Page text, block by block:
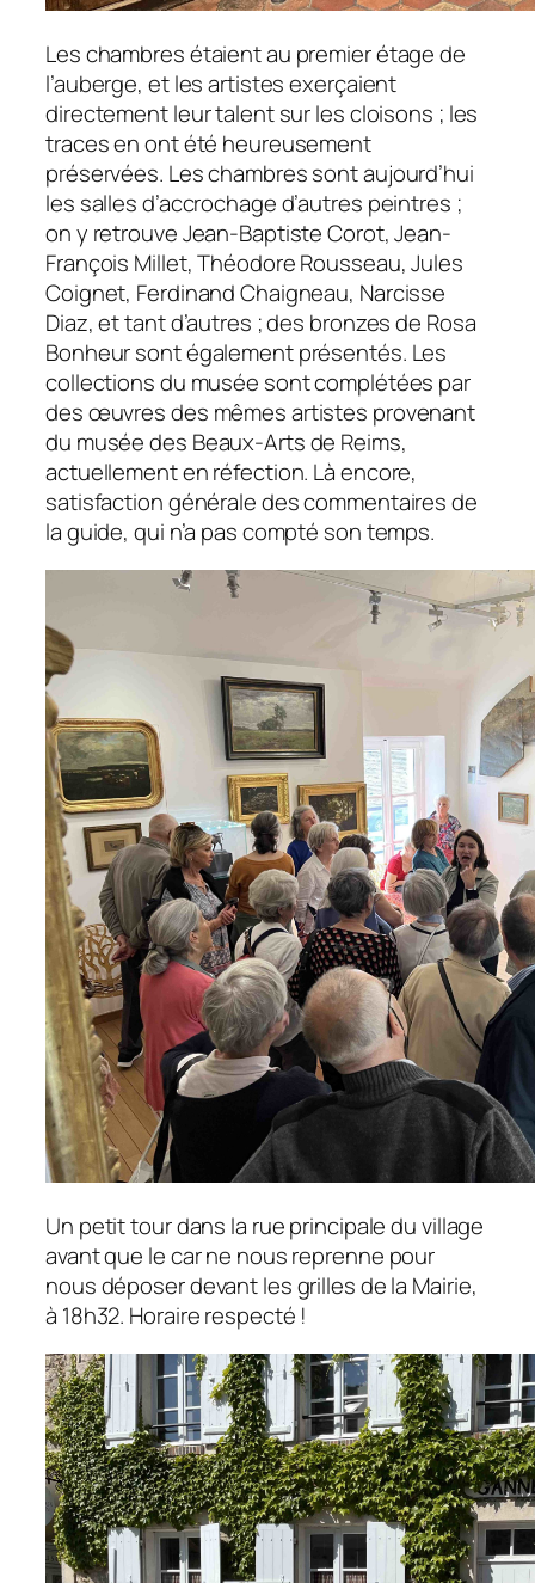
Les chambres étaient au premier étage de
l’auberge, et les artistes exerçaient
directement leur talent sur les cloisons ; les
traces en ont été heureusement
préservées. Les chambres sont aujourd’hui
les salles d’accrochage d’autres peintres ;
on y retrouve Jean-Baptiste Corot, Jean-
François Millet, Théodore Rousseau, Jules
Coignet, Ferdinand Chaigneau, Narcisse
Diaz, et tant d’autres ; des bronzes de Rosa
Bonheur sont également présentés. Les
collections du musée sont complétées par
des œuvres des mêmes artistes provenant
du musée des Beaux-Arts de Reims,
actuellement en réfection. Là encore,
satisfaction générale des commentaires de
la guide, qui n’a pas compté son temps.
Un petit tour dans la rue principale du village
avant que le car ne nous reprenne pour
nous déposer devant les grilles de la Mairie,
à 18h32. Horaire respecté !